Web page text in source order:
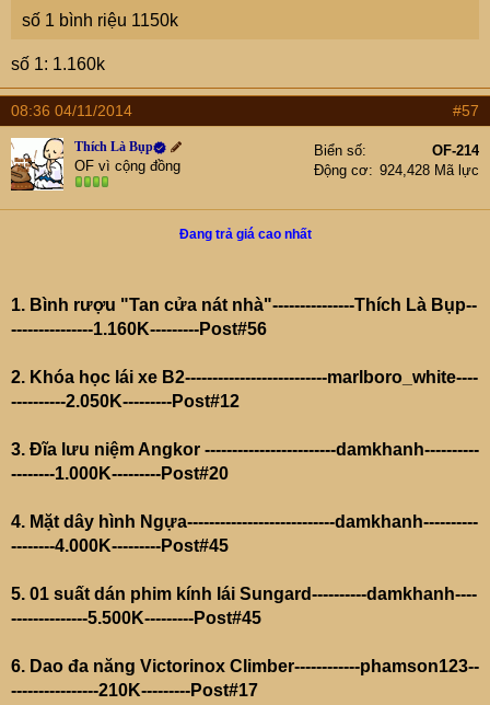
số 1 bình riệu 1150k
số 1: 1.160k
08:36 04/11/2014 #57
Thích Là Bụp
OF vì cộng đồng
Biển số
OF-214
Động cơ
924,428 Mã lực
Đang trả giá cao nhất
1. Bình rượu "Tan cửa nát nhà"---------------Thích Là Bụp--
---------------1.160K---------Post#56
2. Khóa học lái xe B2--------------------------marlboro_white----
----------2.050K---------Post#12
3. Đĩa lưu niệm Angkor ------------------------damkhanh----------
--------1.000K---------Post#20
4. Mặt dây hình Ngựa---------------------------damkhanh----------
--------4.000K---------Post#45
5. 01 suất dán phim kính lái Sungard----------damkhanh----
--------------5.500K---------Post#45
6. Dao đa năng Victorinox Climber------------phamson123--
----------------210K---------Post#17